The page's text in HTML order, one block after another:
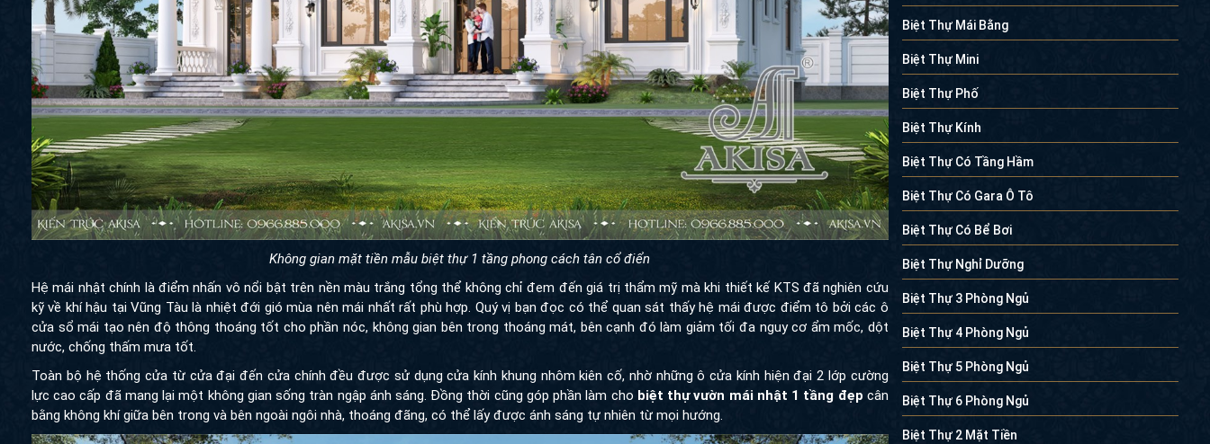
Không gian mặt tiền mẫu biệt thự 1 tầng phong cách tân cổ điển
Hệ mái nhật chính là điểm nhấn vô nổi bật trên nền màu trắng tổng thể không chỉ đem đến giá trị thẩm mỹ mà khi thiết kế KTS đã nghiên cứu
kỹ về khí hậu tại Vũng Tàu là nhiệt đới gió mùa nên mái nhất rất phù hợp. Quý vị bạn đọc có thể quan sát thấy hệ mái được điểm tô bởi các ô
cửa sổ mái tạo nên độ thông thoáng tốt cho phần nóc, không gian bên trong thoáng mát, bên cạnh đó làm giảm tối đa nguy cơ ẩm mốc, dột
nước, chống thấm mưa tốt.
Toàn bộ hệ thống cửa từ cửa đại đến cửa chính đều được sử dụng cửa kính khung nhôm kiên cố, nhờ những ô cửa kính hiện đại 2 lớp cường
lực cao cấp đã mang lại một không gian sống tràn ngập ánh sáng. Đồng thời cũng góp phần làm cho biệt thự vườn mái nhật 1 tầng đẹp cân
bằng không khí giữa bên trong và bên ngoài ngôi nhà, thoáng đãng, có thể lấy được ánh sáng tự nhiên từ mọi hướng.
Biệt Thự Mái Bằng
Biệt Thự Mini
Biệt Thự Phố
Biệt Thự Kính
Biệt Thự Có Tầng Hầm
Biệt Thự Có Gara Ô Tô
Biệt Thự Có Bể Bơi
Biệt Thự Nghỉ Dưỡng
Biệt Thự 3 Phòng Ngủ
Biệt Thự 4 Phòng Ngủ
Biệt Thự 5 Phòng Ngủ
Biệt Thự 6 Phòng Ngủ
Biệt Thự 2 Mặt Tiền